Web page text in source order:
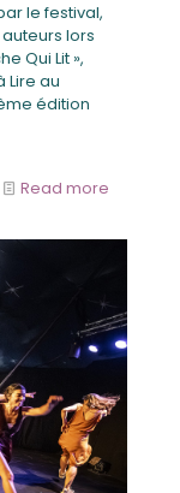
le festival,
lors
Qui Lit »,
Lire au
édition
Read more